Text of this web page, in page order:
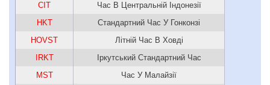
CIT
Час В Центральній Індонезії
HKT
Стандартний Час У Гонконзі
HOVST
Літній Час В Ховді
IRKT
Іркутський Стандартний Час
MST
Час У Малайзії